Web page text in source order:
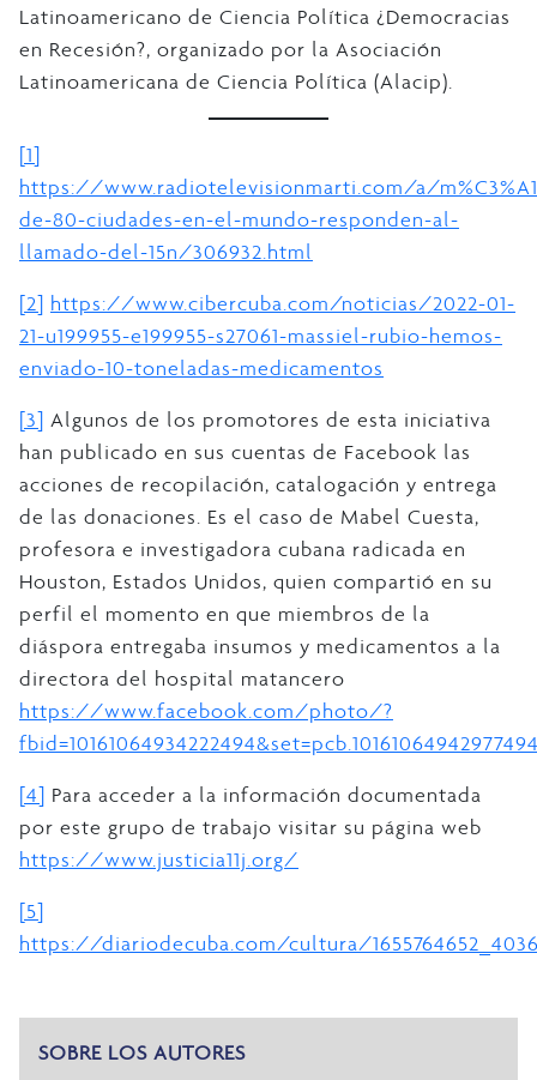
Latinoamericano de Ciencia Política ¿Democracias
en Recesión?, organizado por la Asociación
Latinoamericana de Ciencia Política (Alacip).
[1]
https://www.radiotelevisionmarti.com/a/
de-80-ciudades-en-el-mundo-responden-al-
llamado-del-15n/306932.html
[2] https://www.cibercuba.com/noticias/2022-01-
21-u199955-e199955-s27061-massiel-rubio-hemos-
enviado-10-toneladas-medicamentos
[3] Algunos de los promotores de esta iniciativa
han publicado en sus cuentas de Facebook las
acciones de recopilación, catalogación y entrega
de las donaciones. Es el caso de Mabel Cuesta,
profesora e investigadora cubana radicada en
Houston, Estados Unidos, quien compartió en su
perfil el momento en que miembros de la
diáspora entregaba insumos y medicamentos a la
directora del hospital matancero
https://www.facebook.com/photo/?
[4] Para acceder a la información documentada
por este grupo de trabajo visitar su página web
https://www.justicia11j.org/
[5]
https://diariodecuba.com/cultura/
SOBRE LOS AUTORES